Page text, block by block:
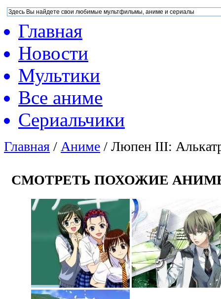
Главная
Новости
Мультики
Все аниме
Сериальчики
Главная / Аниме / Люпен III:
СМОТРЕТЬ ПОХОЖИЕ